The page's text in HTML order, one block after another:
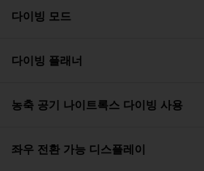
다이빙 모드
다이빙 플래너
농축 공기 나이트록스 다이빙 사용
좌우 전환 가능 디스플레이